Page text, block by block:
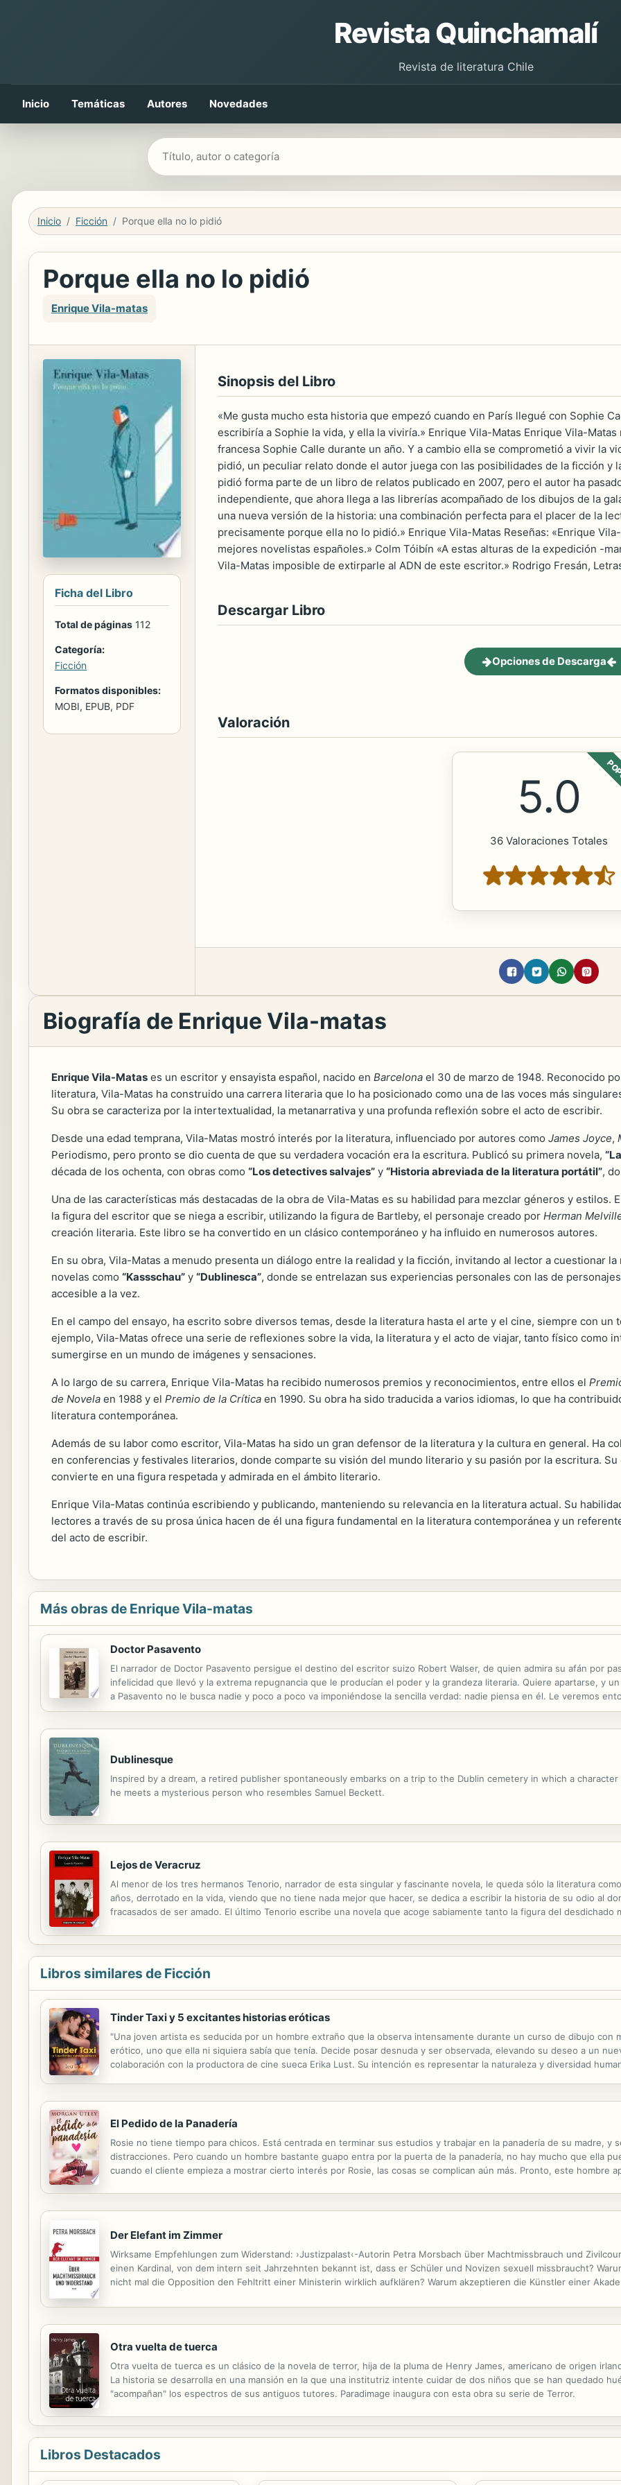
Revista Quinchamalí
Revista de literatura Chile
Inicio Temáticas Autores Novedades
Buscar libros
Inicio Ficción Porque ella no lo pidió
Porque ella no lo pidió
Enrique Vila-matas
Ficha del Libro
Total de páginas 112
Categoría:
Ficción
Formatos disponibles:
MOBI, EPUB, PDF
Sinopsis del Libro
«Me gusta mucho esta historia que empezó cuando en París llegué con Sophie
escribiría a Sophie la vida, y ella la viviría.» Enrique Vila-Matas Enrique Vila-
francesa Sophie Calle durante un año. Y a cambio ella se comprometió a vivir la
pidió, un peculiar relato donde el autor juega con las posibilidades de la ficción y
pidió forma parte de un libro de relatos publicado en 2007, pero el autor ha
independiente, que ahora llega a las librerías acompañado de los dibujos de la
una nueva versión de la historia: una combinación perfecta para el placer de la
precisamente porque ella no lo pidió.» Enrique Vila-Matas Reseñas: «Enrique
mejores novelistas españoles.» Colm Tóibín «A estas alturas de la expedición -
Vila-Matas imposible de extirparle al ADN de este escritor.» Rodrigo Fresán,
Descargar Libro
Opciones de Descarga
Valoración
5.0
36 Valoraciones Totales
Biografía de Enrique Vila-matas
Enrique Vila-Matas es un escritor y ensayista español, nacido en Barcelona el 30 de marzo de 1948. Reconocido
literatura, Vila-Matas ha construido una carrera literaria que lo ha posicionado como una de las voces más
Su obra se caracteriza por la intertextualidad, la metanarrativa y una profunda reflexión sobre el acto de escribir.
Desde una edad temprana, Vila-Matas mostró interés por la literatura, influenciado por autores como James Joyce,
Periodismo, pero pronto se dio cuenta de que su verdadera vocación era la escritura. Publicó su primera novela,
década de los ochenta, con obras como “Los detectives salvajes” y “Historia abreviada de la literatura portátil”,
Una de las características más destacadas de la obra de Vila-Matas es su habilidad para mezclar géneros y estilos.
la figura del escritor que se niega a escribir, utilizando la figura de Bartleby, el personaje creado por Herman
creación literaria. Este libro se ha convertido en un clásico contemporáneo y ha influido en numerosos autores.
En su obra, Vila-Matas a menudo presenta un diálogo entre la realidad y la ficción, invitando al lector a cuestionar
novelas como “Kassschau” y “Dublinesca”, donde se entrelazan sus experiencias personales con las de
accesible a la vez.
En el campo del ensayo, ha escrito sobre diversos temas, desde la literatura hasta el arte y el cine, siempre con
ejemplo, Vila-Matas ofrece una serie de reflexiones sobre la vida, la literatura y el acto de viajar, tanto físico como
sumergirse en un mundo de imágenes y sensaciones.
A lo largo de su carrera, Enrique Vila-Matas ha recibido numerosos premios y reconocimientos, entre ellos el
de Novela en 1988 y el Premio de la Crítica en 1990. Su obra ha sido traducida a varios idiomas, lo que ha
literatura contemporánea.
Además de su labor como escritor, Vila-Matas ha sido un gran defensor de la literatura y la cultura en general. Ha
en conferencias y festivales literarios, donde comparte su visión del mundo literario y su pasión por la escritura.
convierte en una figura respetada y admirada en el ámbito literario.
Enrique Vila-Matas continúa escribiendo y publicando, manteniendo su relevancia en la literatura actual. Su
lectores a través de su prosa única hacen de él una figura fundamental en la literatura contemporánea y un
del acto de escribir.
Más obras de Enrique Vila-matas
Doctor Pasavento
El narrador de Doctor Pasavento persigue el destino del escritor suizo Robert Walser, de quien admira su afán por
infelicidad que llevó y la extrema repugnancia que le producían el poder y la grandeza literaria. Quiere apartarse, y
a Pasavento no le busca nadie y poco a poco va imponiéndose la sencilla verdad: nadie piensa en él. Le veremos
renuncia que es el acto extremo con el cual algunos raros escritores se aseguran el único modo de captar el
Dublinesque
Inspired by a dream, a retired publisher spontaneously embarks on a trip to the Dublin cemetery in which a
he meets a mysterious person who resembles Samuel Beckett.
Lejos de Veracruz
Al menor de los tres hermanos Tenorio, narrador de esta singular y fascinante novela, le queda sólo la literatura
años, derrotado en la vida, viendo que no tiene nada mejor que hacer, se dedica a escribir la historia de su odio al
fracasados de ser amado. El último Tenorio escribe una novela que acoge sabiamente tanto la figura del
Libros similares de Ficción
Tinder Taxi y 5 excitantes historias eróticas
"Una joven artista es seducida por un hombre extraño que la observa intensamente durante un curso de dibujo con
erótico, uno que ella ni siquiera sabía que tenía. Decide posar desnuda y ser observada, elevando su deseo a un
colaboración con la productora de cine sueca Erika Lust. Su intención es representar la naturaleza y diversidad
El Pedido de la Panadería
Rosie no tiene tiempo para chicos. Está centrada en terminar sus estudios y trabajar en la panadería de su madre, y
distracciones. Pero cuando un hombre bastante guapo entra por la puerta de la panadería, no hay mucho que ella
cuando el cliente empieza a mostrar cierto interés por Rosie, las cosas se complican aún más. Pronto, este hombre
Der Elefant im Zimmer
Wirksame Empfehlungen zum Widerstand: ›Justizpalast‹-Autorin Petra Morsbach über Machtmissbrauch und
einen Kardinal, von dem intern seit Jahrzehnten bekannt ist, dass er Schüler und Novizen sexuell missbraucht?
nicht mal die Opposition den Fehltritt einer Ministerin wirklich aufklären? Warum akzeptieren die Künstler einer
Otra vuelta de tuerca
Otra vuelta de tuerca es un clásico de la novela de terror, hija de la pluma de Henry James, americano de origen
La historia se desarrolla en una mansión en la que una institutriz intente cuidar de dos niños que se han quedado
"acompañan" los espectros de sus antiguos tutores. Paradimage inaugura con esta obra su serie de Terror.
Libros Destacados